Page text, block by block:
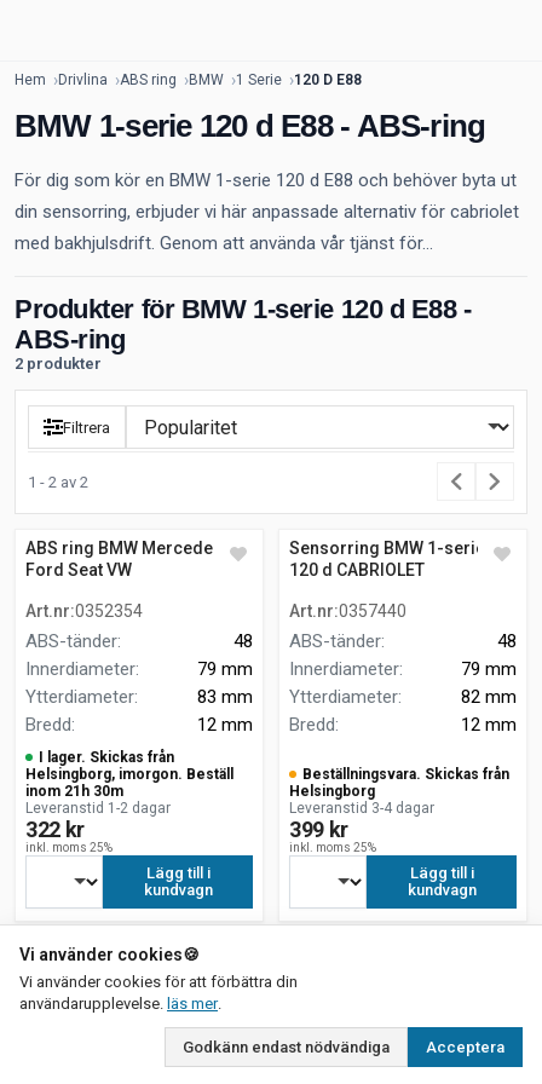
Hem Drivlina ABS ring BMW 1 Serie 120 D E88
BMW 1-serie 120 d E88 - ABS-ring
För dig som kör en BMW 1-serie 120 d E88 och behöver byta ut
din sensorring, erbjuder vi här anpassade alternativ för cabriolet
med bakhjulsdrift. Genom att använda vår tjänst för...
Produkter för BMW 1-serie 120 d E88 -
ABS-ring
2 produkter
Filtrera
1 - 2 av 2
ABS ring BMW Mercedes
Ford Seat VW
Art.nr:0352354
ABS-tänder:
48
Innerdiameter:
79 mm
Ytterdiameter:
83 mm
Bredd: 12 mm
I lager. Skickas från
Helsingborg, imorgon. Beställ
inom 21h 30m
Leveranstid 1-2 dagar
322 kr
inkl. moms 25%
Lägg till i
kundvagn
Sensorring BMW 1-serie
120 d CABRIOLET
Art.nr:0357440
ABS-tänder:
48
Innerdiameter:
79 mm
Ytterdiameter:
82 mm
Bredd: 12 mm
Beställningsvara. Skickas från
Helsingborg
Leveranstid 3-4 dagar
399 kr
inkl. moms 25%
Lägg till i
kundvagn
Vi använder cookies🍪
Vi använder cookies för att förbättra din
användarupplevelse. läs merom vår integritetspolicy
.
Godkänn endast nödvändiga Acceptera